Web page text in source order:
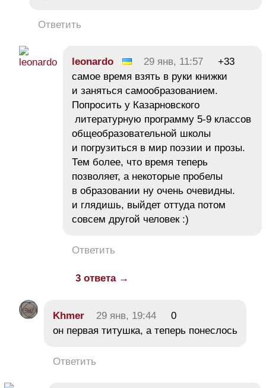
Ответить
leonardo 29 янв, 11:57
+33
самое время взять в руки книжки
и заняться самообразованием.
Попросить у Казарновского
литературную программу 5-9 классов
общеобразовательной школы
и погрузиться в мир поэзии и прозы.
Тем более, что время теперь
позволяет, а некоторые пробелы
в образовании ну очень очевидны.
и глядишь, выйдет оттуда потом
совсем другой человек :)
Ответить
3 ответа →
Khmer 29 янв, 19:44
0
он первая титушка, а теперь понеслось
Ответить